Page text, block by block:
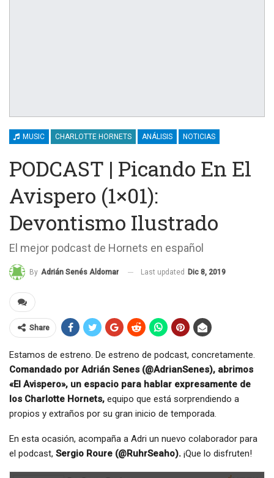
MUSIC CHARLOTTE HORNETS ANÁLISIS NOTICIAS
PODCAST | Picando En El
Avispero (1×01):
Devontismo Ilustrado
El mejor podcast de Hornets en español
By Adrián Senés Aldomar Last updated Dic 8, 2019
Share
Estamos de estreno. De estreno de podcast, concretamente.
Comandado por Adrián Senes (@AdrianSenes), abrimos
«El Avispero», un espacio para hablar expresamente de
los Charlotte Hornets, equipo que está sorprendiendo a
propios y extraños por su gran inicio de temporada.
En esta ocasión, acompaña a Adri un nuevo colaborador para
el podcast, Sergio Roure (@RuhrSeaho). ¡Que lo disfruten!